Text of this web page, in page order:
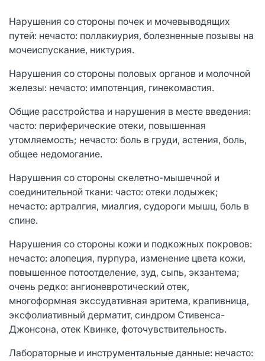
Нарушения со стороны почек и мочевыводящих
путей: нечасто: поллакиурия, болезненные позывы на
мочеиспускание, никтурия.
Нарушения со стороны половых органов и молочной
железы: нечасто: импотенция, гинекомастия.
Общие расстройства и нарушения в месте введения:
часто: периферические отеки, повышенная
утомляемость; нечасто: боль в груди, астения, боль,
общее недомогание.
Нарушения со стороны скелетно-мышечной и
соединительной ткани: часто: отеки лодыжек;
нечасто: артралгия, миалгия, судороги мышц, боль в
спине.
Нарушения со стороны кожи и подкожных покровов:
нечасто: алопеция, пурпура, изменение цвета кожи,
повышенное потоотделение, зуд, сыпь, экзантема;
очень редко: ангионевротический отек,
многоформная экссудативная эритема, крапивница,
эксфолиативный дерматит, синдром Стивенса-
Джонсона, отек Квинке, фоточувствительность.
Лабораторные и инструментальные данные: нечасто: